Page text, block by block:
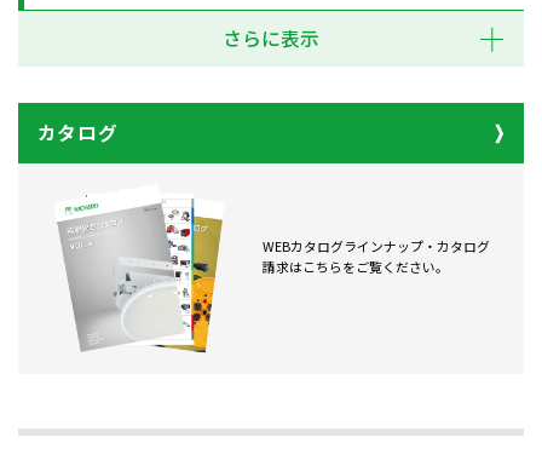
さらに表示
カタログ
WEBカタログラインナップ・カタログ
請求はこちらをご覧ください。